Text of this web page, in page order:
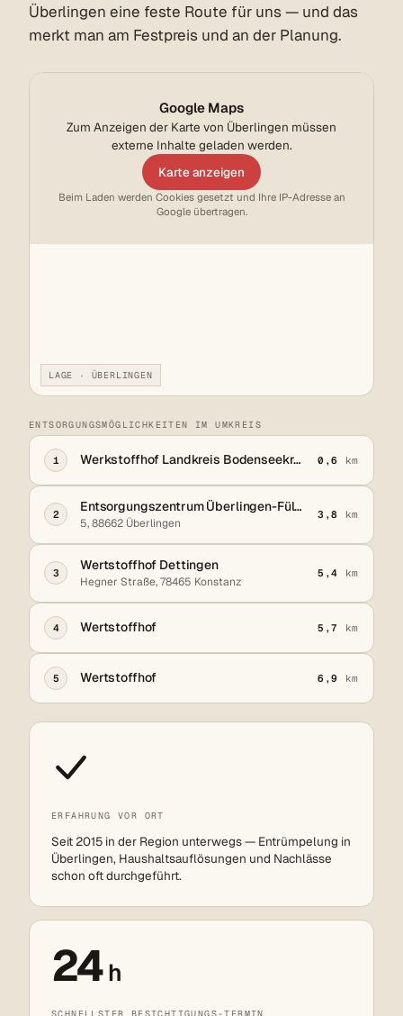
Überlingen eine feste Route für uns — und das
merkt man am Festpreis und an der Planung.
Google Maps
Zum Anzeigen der Karte von Überlingen müssen
externe Inhalte geladen werden.
Karte anzeigen
Beim Laden werden Cookies gesetzt und Ihre IP-Adresse an
Google übertragen.
LAGE · ÜBERLINGEN
ENTSORGUNGSMÖGLICHKEITEN IM UMKREIS
1 Werkstoffhof Landkreis Bodenseekreis 0,6 km
2
Entsorgungszentrum Überlingen-Füllenwaid
5, 88662 Überlingen
3,8 km
3
Wertstoffhof Dettingen
Hegner Straße, 78465 Konstanz
5,4 km
4 Wertstoffhof 5,7 km
5 Wertstoffhof 6,9 km
ERFAHRUNG VOR ORT
Seit 2015 in der Region unterwegs — Entrümpelung in
Überlingen, Haushaltsauflösungen und Nachlässe
schon oft durchgeführt.
24h
SCHNELLSTER BESICHTIGUNGS-TERMIN